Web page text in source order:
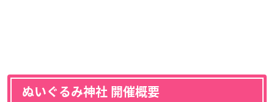
ぬいぐるみ神社 開催概要